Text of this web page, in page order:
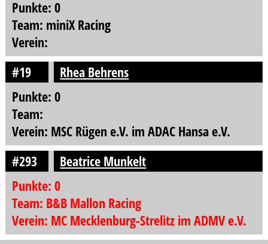
Punkte: 0
Team: miniX Racing
Verein:
#19
Rhea Behrens
Punkte: 0
Team:
Verein: MSC Rügen e.V. im ADAC Hansa e.V.
#293
Beatrice Munkelt
Punkte: 0
Team: B&B Mallon Racing
Verein: MC Mecklenburg-Strelitz im ADMV e.V.